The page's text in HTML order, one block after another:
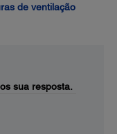
de ventilação
sua resposta.